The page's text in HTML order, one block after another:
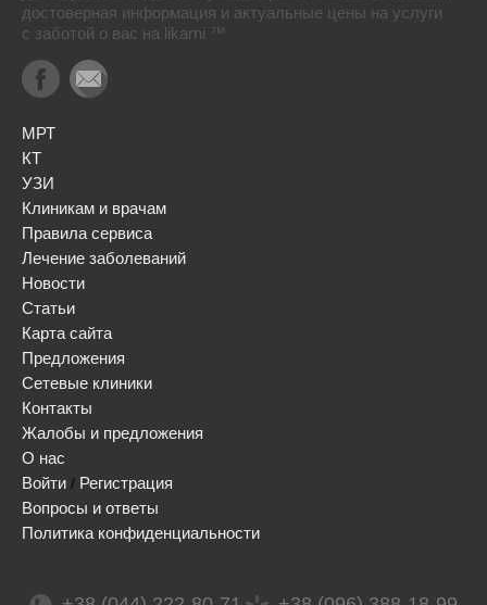
достоверная информация и актуальные цены на услуги
с заботой о вас на likarni ™
МРТ
КТ
УЗИ
Клиникам и врачам
Правила сервиса
Лечение заболеваний
Новости
Статьи
Карта сайта
Предложения
Сетевые клиники
Контакты
Жалобы и предложения
О нас
Войти / Регистрация
Вопросы и ответы
Политика конфиденциальности